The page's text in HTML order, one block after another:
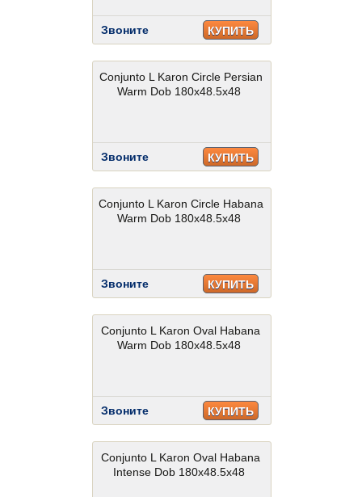
Звоните КУПИТЬ
Conjunto L Karon Circle Persian
Warm Dob 180x48.5x48
Звоните КУПИТЬ
Conjunto L Karon Circle Habana
Warm Dob 180x48.5x48
Звоните КУПИТЬ
Conjunto L Karon Oval Habana
Warm Dob 180x48.5x48
Звоните КУПИТЬ
Conjunto L Karon Oval Habana
Intense Dob 180x48.5x48